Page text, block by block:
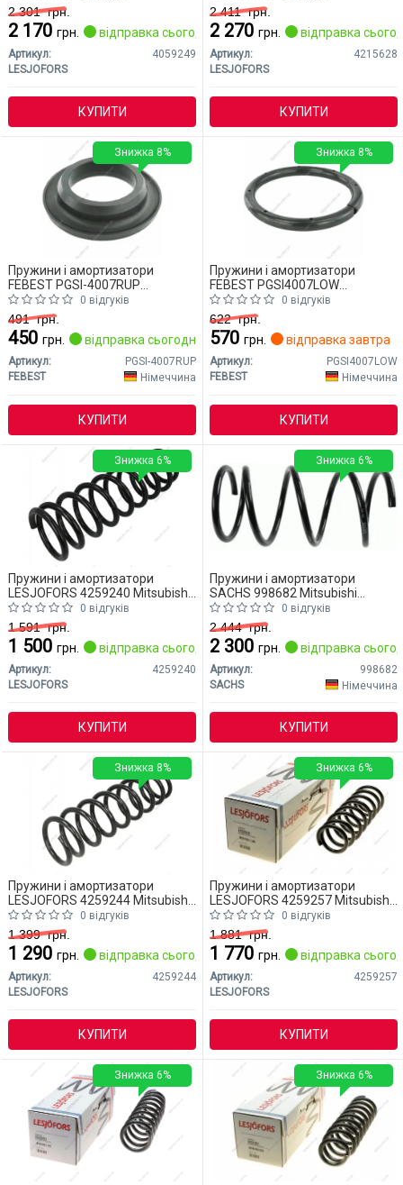
2 301грн.
2 170 грн. відправка сьогодні
Артикул:
4059249
LESJOFORS
КУПИТИ
2 411грн.
2 270 грн. відправка
Артикул:
4215628
LESJOFORS
КУПИТИ
Пружини і амортизатори
FEBEST PGSI-4007RUP
Mitsubishi Outlander
0 відгуків
491грн.
450 грн. відправка сьогодні
Артикул:
PGSI-4007RUP
FEBEST
Німеччина
КУПИТИ
Знижка 8%
Пружини і амортизатори
FEBEST PGSI4007LOW
Mitsubishi Outlander
0 відгуків
622грн.
570 грн. відправка завтра
Артикул:
PGSI4007LOW
FEBEST
Німеччина
КУПИТИ
Знижка 8%
Пружини і амортизатори
LESJOFORS 4259240 Mitsubishi
Outlander
0 відгуків
1 591грн.
1 500 грн. відправка сьогодні
Артикул:
4259240
LESJOFORS
КУПИТИ
Знижка 6%
Пружини і амортизатори
SACHS 998682 Mitsubishi
Outlander
0 відгуків
2 444грн.
2 300 грн. відправка
Артикул:
998682
SACHS
Німеччина
КУПИТИ
Знижка 6%
Пружини і амортизатори
LESJOFORS 4259244 Mitsubishi
Outlander
0 відгуків
1 399грн.
1 290 грн. відправка сьогодні
Артикул:
4259244
LESJOFORS
КУПИТИ
Знижка 8%
Пружини і амортизатори
LESJOFORS 4259257 Mitsubishi
Outlander
0 відгуків
1 881грн.
1 770 грн. відправка
Артикул:
4259257
LESJOFORS
КУПИТИ
Знижка 6%
Знижка 6% Знижка 6%